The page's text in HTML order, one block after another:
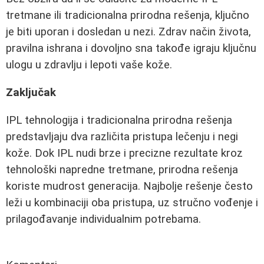
tretmane ili tradicionalna prirodna rešenja, ključno
je biti uporan i dosledan u nezi. Zdrav način života,
pravilna ishrana i dovoljno sna takođe igraju ključnu
ulogu u zdravlju i lepoti vaše kože.
Zaključak
IPL tehnologija i tradicionalna prirodna rešenja
predstavljaju dva različita pristupa lečenju i negi
kože. Dok IPL nudi brze i precizne rezultate kroz
tehnološki napredne tretmane, prirodna rešenja
koriste mudrost generacija. Najbolje rešenje često
leži u kombinaciji oba pristupa, uz stručno vođenje i
prilagođavanje individualnim potrebama.